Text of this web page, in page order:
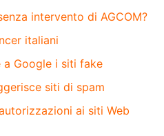
intervento di AGCOM?
italiani
a Google i siti fake
siti di spam
ai siti Web